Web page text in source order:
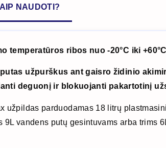
NAUDOTI?
temperatūros ribos nuo -20°C iki
užpurškus ant gaisro židinio
deguonį ir blokuojanti pakartotinį
užpildas parduodamas 18 litrų
9L vandens putų gesintuvams arba trims